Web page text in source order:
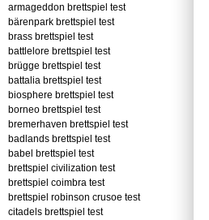
armageddon brettspiel test
bärenpark brettspiel test
brass brettspiel test
battlelore brettspiel test
brügge brettspiel test
battalia brettspiel test
biosphere brettspiel test
borneo brettspiel test
bremerhaven brettspiel test
badlands brettspiel test
babel brettspiel test
brettspiel civilization test
brettspiel coimbra test
brettspiel robinson crusoe test
citadels brettspiel test